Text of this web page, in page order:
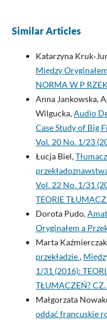
Similar Articles
Katarzyna
Między
NORMA W P
Anna Jankowska,
Wilgucka,Audio
Case Study of Big
Vol. 20 No. 1/23
Łucja Biel,
Vol. 22 No. 1/31
TEORIE
Dorota Pudo,
Oryginałem a
Marta
przekładzie,
1/31 (2016):
TŁUMACZEŃ? CZ.
Małgorzata
oddać francuskie